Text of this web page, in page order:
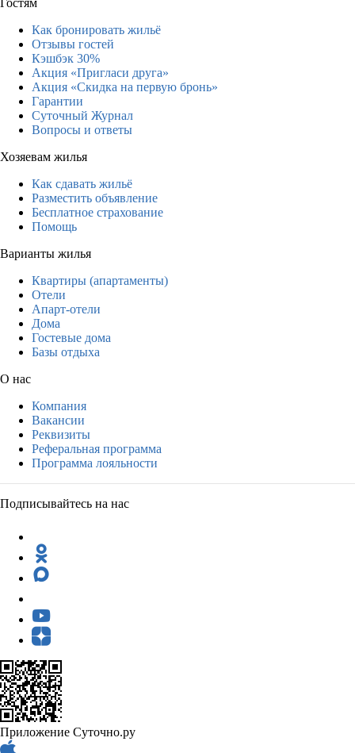
Как бронировать жильё
Отзывы гостей
Кэшбэк 30%
Акция «Пригласи друга»
Акция «Скидка на первую бронь»
Гарантии
Суточный Журнал
Вопросы и ответы
Хозяевам жилья
Как сдавать жильё
Разместить объявление
Бесплатное страхование
Помощь
Варианты жилья
Квартиры (апартаменты)
Отели
Апарт-отели
Дома
Гостевые дома
Базы отдыха
О нас
Компания
Вакансии
Реквизиты
Реферальная программа
Программа лояльности
Подписывайтесь на нас
Приложение Суточно.ру